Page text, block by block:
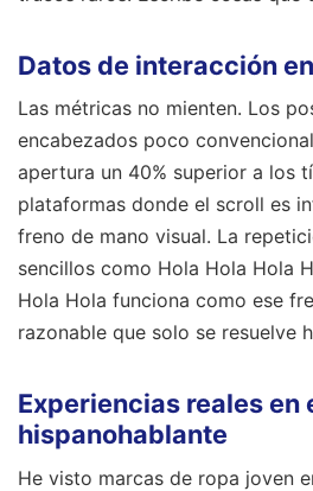
Datos de interacción
Las métricas no mienten. Los
encabezados poco
apertura un 40% superior a los
plataformas donde el scroll es
freno de mano visual. La
sencillos como Hola Hola Hola
Hola Hola funciona como ese
razonable que solo se resuelve
Experiencias reales en
hispanohablante
He visto marcas de ropa joven